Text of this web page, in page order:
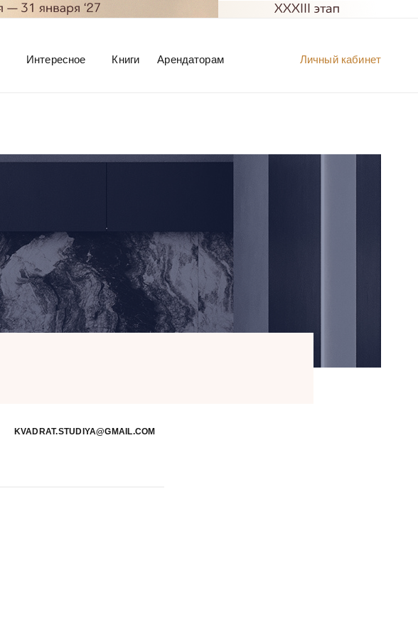
Личный кабинет
Интересное Книги Арендаторам
KVADRAT.STUDIYA@GMAIL.COM